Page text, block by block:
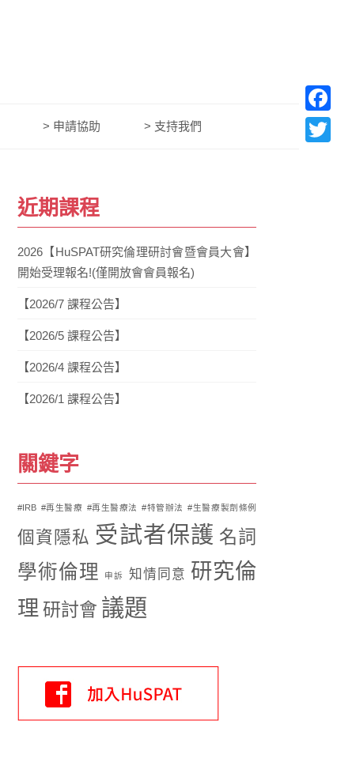
> 申請協助 > 支持我們
近期課程
2026【HuSPAT研究倫理研討會暨會員大會】
開始受理報名!(僅開放會會員報名)
【2026/7 課程公告】
【2026/5 課程公告】
【2026/4 課程公告】
【2026/1 課程公告】
關鍵字
#IRB #再生醫療 #再生醫療法 #特管辦法 #生醫療製劑條例
個資隱私 受試者保護 名詞
學術倫理 申訴 知情同意 研究倫
理 研討會 議題